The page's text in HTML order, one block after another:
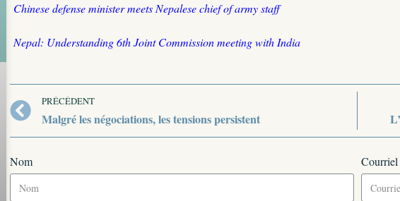
Chinese defense minister meets Nepalese chief of army staff
Nepal: Understanding 6th Joint Commission meeting with India
PRÉCÉDENT
Malgré les négociations, les tensions persistent
Nom Courriel